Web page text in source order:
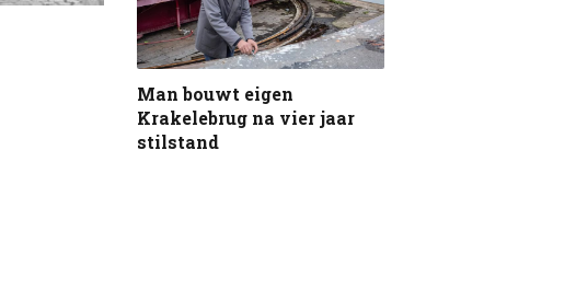
Man bouwt eigen
Krakelebrug na vier jaar
stilstand